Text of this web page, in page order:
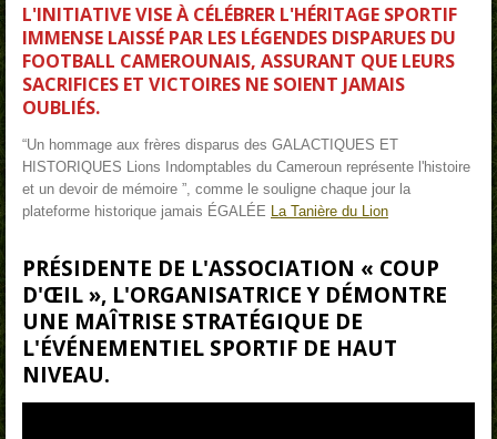
L'INITIATIVE VISE À CÉLÉBRER L'HÉRITAGE SPORTIF
IMMENSE LAISSÉ PAR LES LÉGENDES DISPARUES DU
FOOTBALL CAMEROUNAIS, ASSURANT QUE LEURS
SACRIFICES ET VICTOIRES NE SOIENT JAMAIS
OUBLIÉS.
“Un hommage aux frères disparus des GALACTIQUES ET
HISTORIQUES Lions Indomptables du Cameroun représente l'histoire
et un devoir de mémoire ”, comme le souligne chaque jour la
plateforme historique jamais ÉGALÉE
La Tanière du Lion
PRÉSIDENTE DE L'ASSOCIATION « COUP
D'ŒIL», L'ORGANISATRICE Y DÉMONTRE
UNE MAÎTRISE STRATÉGIQUE DE
L'ÉVÉNEMENTIEL SPORTIF DE HAUT
NIVEAU.